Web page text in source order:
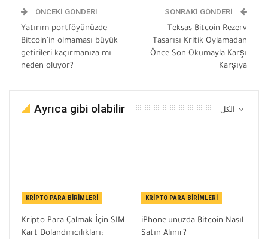
ÖNCEKI GÖNDERI
Yatırım portföyünüzde
Bitcoin'in olmaması büyük
getirileri kaçırmanıza mı
neden oluyor?
SONRAKI GÖNDERI
Teksas Bitcoin Rezerv
Tasarısı Kritik Oylamadan
Önce Son Okumayla Karşı
Karşıya
Ayrıca gibi olabilir
KRIPTO PARA BIRIMLERI
Kripto Para Çalmak İçin SIM
Kart Dolandırıcılıkları:
KRIPTO PARA BIRIMLERI
iPhone'unuzda Bitcoin Nasıl
Satın Alınır?